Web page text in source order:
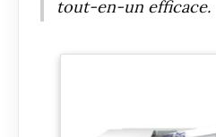
tout-en-un efficace.